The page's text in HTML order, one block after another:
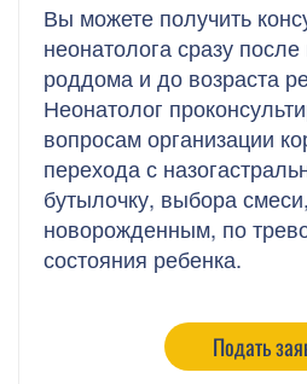
Вы можете получить
неонатолога сразу
роддома и до возраста
Неонатолог
вопросам организации
перехода с
бутылочку, выбора
новорожденным, по
состояния ребенка.
Подать